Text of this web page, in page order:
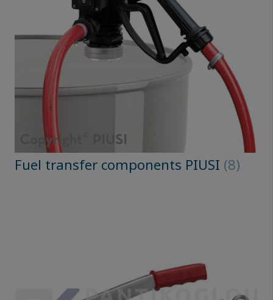
Fuel transfer components PIUSI (8)